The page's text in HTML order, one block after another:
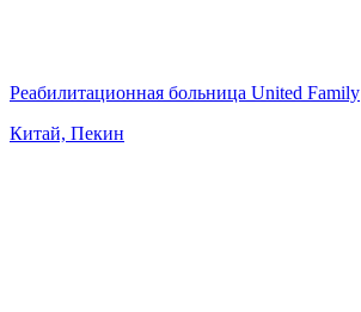
Реабилитационная больница United Family
Китай, Пекин